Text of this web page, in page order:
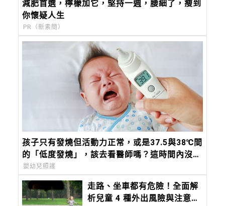
減肥首選，檸檬加它，堅持一週，腰細了，瘦到
你懷疑人生
PR（新素簡）
孩子只有發燒但活動力正常，或是37.5與38℃間
的「低度發燒」，該去看醫師嗎？這時間內沒退
燒，必須就醫
嬰幼兒照護
走路、坐車都有危險！全面解
析兒童 4 種外出風險與注意事